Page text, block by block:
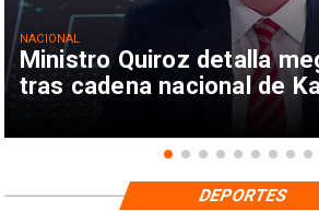
Ministro Quiroz detalla
tras cadena nacional de
NACIONAL
DEPORTES